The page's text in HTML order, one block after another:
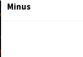
Minus